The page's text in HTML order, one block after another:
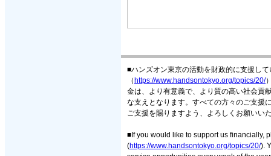
■ハンズオン東京の活動を財政的に支援し
（ https://www.handsontokyo.org/topics/20/
金は、より有意義で、より質の高い社会貢
な支えとなります。すべての方々のご支援
ご支援を賜りますよう、よろしくお願いい
■If you would like to support us financially,
(https://www.handsontokyo.org/topics/20/).